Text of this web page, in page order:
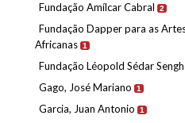
Fundação Amílcar Cabral 2
Fundação Dapper para as
Africanas 1
Fundação Léopold Sédar
Gago, José Mariano 1
Garcia, Juan Antonio 1